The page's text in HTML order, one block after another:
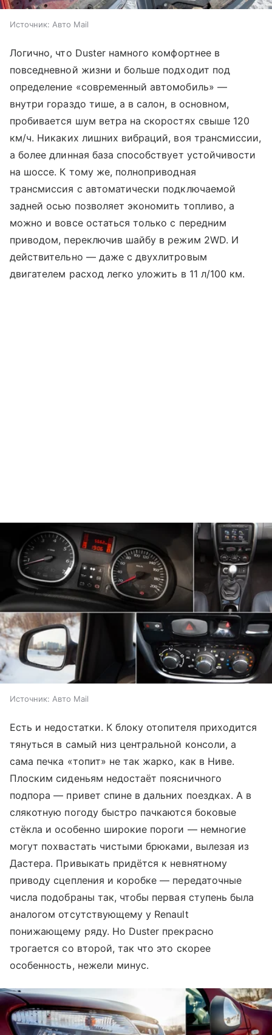
Источник: Авто Mail
Логично, что Duster намного комфортнее в
повседневной жизни и больше подходит под
определение «современный автомобиль» —
внутри гораздо тише, а в салон, в основном,
пробивается шум ветра на скоростях свыше 120
км/ч. Никаких лишних вибраций, воя трансмиссии,
а более длинная база способствует устойчивости
на шоссе. К тому же, полноприводная
трансмиссия с автоматически подключаемой
задней осью позволяет экономить топливо, а
можно и вовсе остаться только с передним
приводом, переключив шайбу в режим 2WD. И
действительно — даже с двухлитровым
двигателем расход легко уложить в 11 л/100 км.
Источник: Авто Mail
Есть и недостатки. К блоку отопителя приходится
тянуться в самый низ центральной консоли, а
сама печка «топит» не так жарко, как в Ниве.
Плоским сиденьям недостаёт поясничного
подпора — привет спине в дальних поездках. А в
слякотную погоду быстро пачкаются боковые
стёкла и особенно широкие пороги — немногие
могут похвастать чистыми брюками, вылезая из
Дастера. Привыкать придётся к невнятному
приводу сцепления и коробке — передаточные
числа подобраны так, чтобы первая ступень была
аналогом отсутствующему у Renault
понижающему ряду. Но Duster прекрасно
трогается со второй, так что это скорее
особенность, нежели минус.